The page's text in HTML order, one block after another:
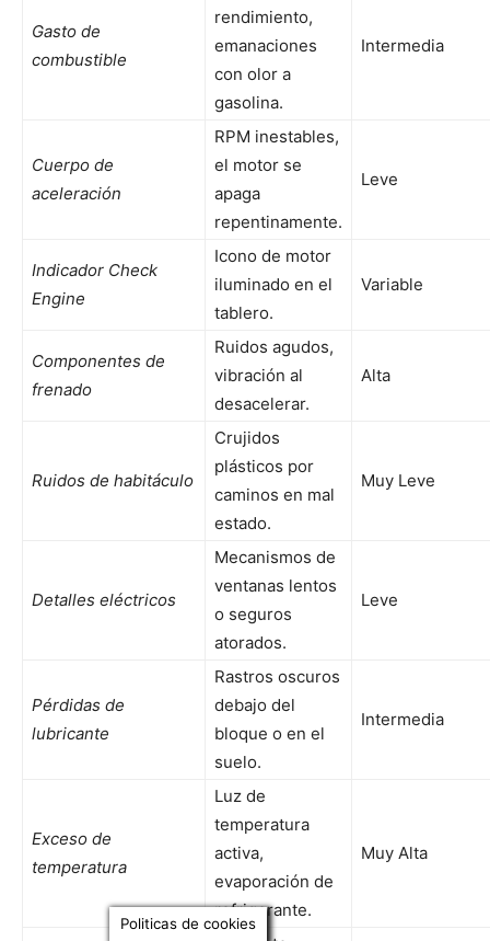
Gasto de
combustible
rendimiento,
emanaciones
con olor a
gasolina.
Intermedia
Cuerpo de
aceleración
RPM inestables,
el motor se
apaga
repentinamente.
Leve
Indicador Check
Engine
Icono de motor
iluminado en el
tablero.
Variable
Componentes de
frenado
Ruidos agudos,
vibración al
desacelerar.
Alta
Ruidos de habitáculo
Crujidos
plásticos por
caminos en mal
estado.
Muy Leve
Detalles eléctricos
Mecanismos de
ventanas lentos
o seguros
atorados.
Leve
Pérdidas de
lubricante
Rastros oscuros
debajo del
bloque o en el
suelo.
Intermedia
Exceso de
temperatura
Luz de
temperatura
activa,
evaporación de
refrigerante.
Muy Alta
Politicas de cookies